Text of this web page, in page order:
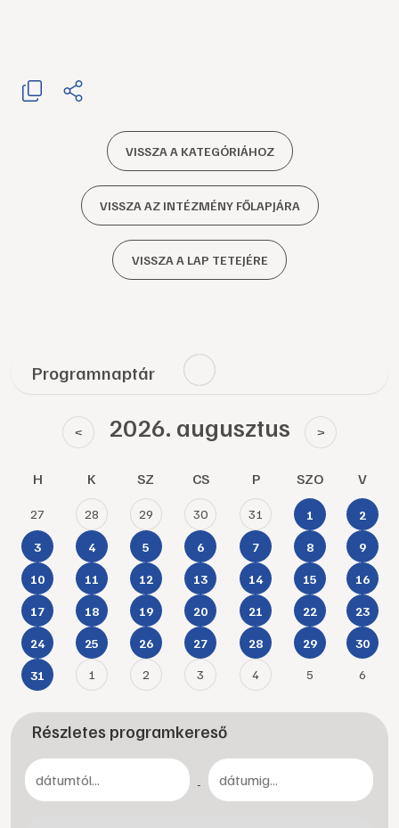
VISSZA A KATEGÓRIÁHOZ
VISSZA AZ INTÉZMÉNY FŐLAPJÁRA
VISSZA A LAP TETEJÉRE
Programnaptár
< 2026. augusztus >
H K SZ CS P SZO V
27 28 29 30 31 1 2
3 4 5 6 7 8 9
10 11 12 13 14 15 16
17 18 19 20 21 22 23
24 25 26 27 28 29 30
31 1 2 3 4 5 6
Részletes programkereső
-